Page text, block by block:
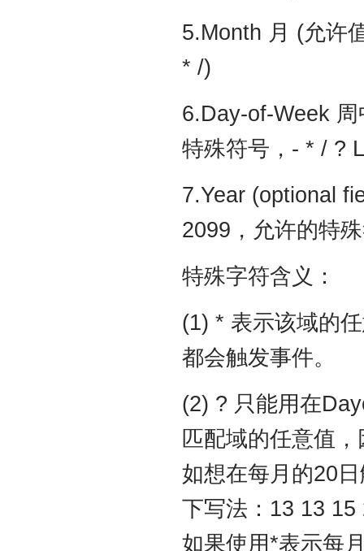
5.Month 月 (允许
* /)
6.Day-of-Week
特殊符号，- * / ?
7.Year (optional
2099，允许的特
特殊字符含义：
(1) * 表示该域的
都会触发事件。
(2) ? 只能用在
匹配域的任意值
如想在每月的20
下写法：13 13
如果使用*表示每